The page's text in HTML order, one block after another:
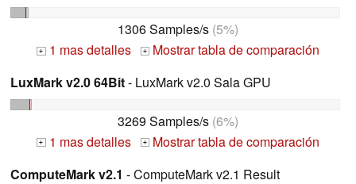
1306 Samples/s (5%)
+ 1 mas detalles +
Mostrar tabla de comparación
LuxMark v2.0 64Bit- LuxMark v2.0 Sala GPU
3269 Samples/s (6%)
+ 1 mas detalles +
Mostrar tabla de comparación
ComputeMark v2.1 - ComputeMark v2.1 Result